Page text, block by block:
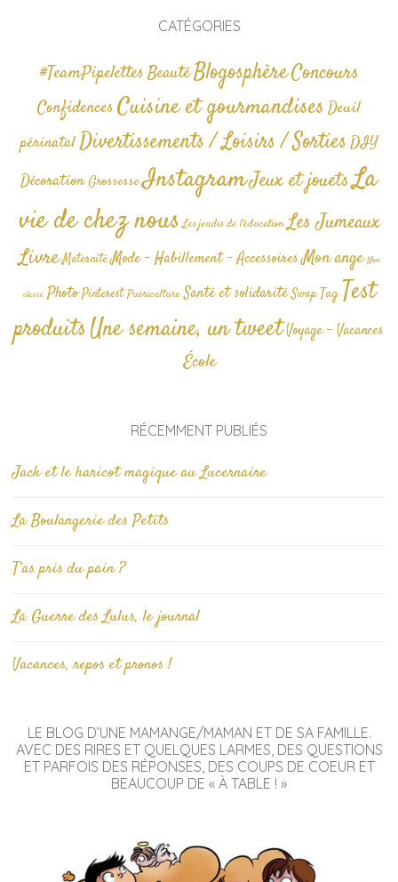
CATÉGORIES
#TeamPipelettesBeautéBlogosphèreConcours
Confidences Cuisine et gourmandises Deuil
périnatalDivertissements / Loisirs / SortiesDIY
Décoration GrossesseInstagramJeux et jouetsLa
vie de chez nous Les jeudis de l'éducation Les Jumeaux
Livre Maternité Mode - Habillement - AccessoiresMon ange Non
classé Photo Pinterest Puériculture Santé et solidarité Swap TagTest
produitsUne semaine, un tweetVoyage - Vacances
École
RÉCEMMENT PUBLIÉS
Jack et le haricot magique au Lucernaire
La Boulangerie des Petits
T’as pris du pain ?
La Guerre des Lulus, le journal
Vacances, repos et pronos !
LE BLOG D’UNE MAMANGE/MAMAN ET DE SA FAMILLE.
AVEC DES RIRES ET QUELQUES LARMES, DES QUESTIONS
ET PARFOIS DES RÉPONSES, DES COUPS DE COEUR ET
BEAUCOUP DE « À TABLE ! »